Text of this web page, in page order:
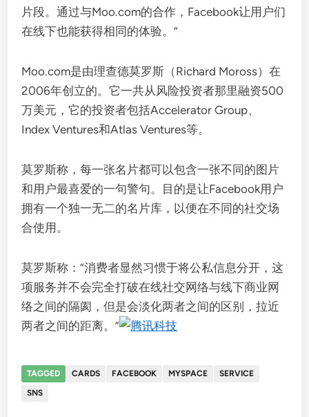
片段。通过与Moo.com的合作，Facebook让用户们
在线下也能获得相同的体验。”
Moo.com是由理查德莫罗斯（Richard Moross）在
2006年创立的。它一共从风险投资者那里融资500
万美元，它的投资者包括Accelerator Group、
Index Ventures和Atlas Ventures等。
莫罗斯称，每一张名片都可以包含一张不同的图片
和用户最喜爱的一句警句。目的是让Facebook用户
拥有一个独一无二的名片库，以便在不同的社交场
合使用。
莫罗斯称：“消费者显然习惯于将公私信息分开，这
项服务并不会完全打破在线社交网络与线下商业网
络之间的隔阂，但是会淡化两者之间的区别，拉近
两者之间的距离。”
TAGGED CARDS FACEBOOK MYSPACE
SERVICE
SNS